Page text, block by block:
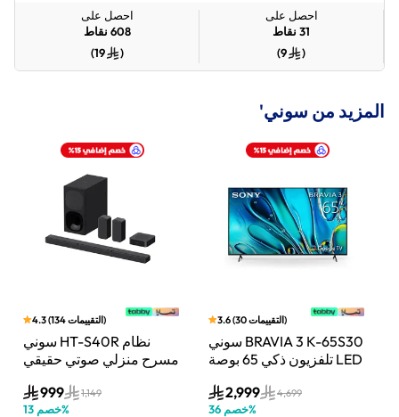
احصل على
31 نقاط
(
9
)
احصل على
608 نقاط
(
19
)
المزيد من سوني'
4.3(134التقييمات)
سوني HT-S40R نظام
مسرح منزلي صوتي حقيقي
أسود999 1,149
خصم 13 %
3.6(30التقييمات)
سوني BRAVIA 3 K-65S30
تلفزيون ذكي 65 بوصة LED
ونظام Google TV2,999 4,699
خصم 36 %